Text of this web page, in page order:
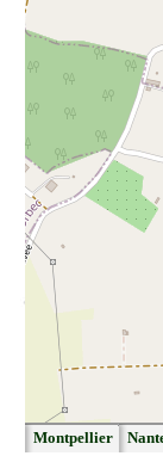
Montpellier